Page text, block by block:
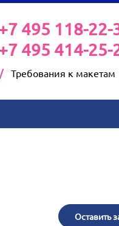
495 118-22-
495 414-25-
Требования к макетам
Оставить